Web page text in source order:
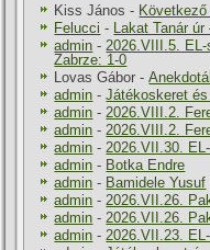
Kiss János -
Felucci - Lakat Tanár
admin - 2026.VIII.5.
Zabrze: 1-0
Lovas Gábor -
admin -Játékoskeret
admin - 2026.VIII.2.
admin - 2026.VIII.2.
admin - 2026.VII.30.
admin - Botka Endre
admin - Bamidele Yusuf
admin - 2026.VII.26.
admin - 2026.VII.26.
admin - 2026.VII.23.